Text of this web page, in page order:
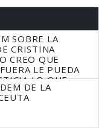
SOBRE LA
CRISTINA
CREO QUE
LE PUEDA
LO QUE
DE LA